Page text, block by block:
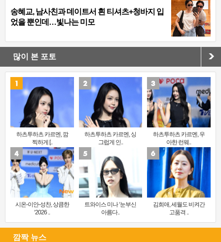
송혜교, 남사친과 데이트서 흰 티셔츠+청바지 입
었을 뿐인데…빛나는 미모
많이 본 포토
하츠투하츠 카르멘, 깜
찍하게 [..
하츠투하츠 카르멘, 싱
그럽게 인..
하츠투하츠 카르멘, 우
아한 런웨..
시온-이안-성찬, 상큼한
‘2026 ..
트와이스 미나 ‘눈부신
아름다..
김희애, 세월도 비켜간
고품격 ..
깜짝 뉴스